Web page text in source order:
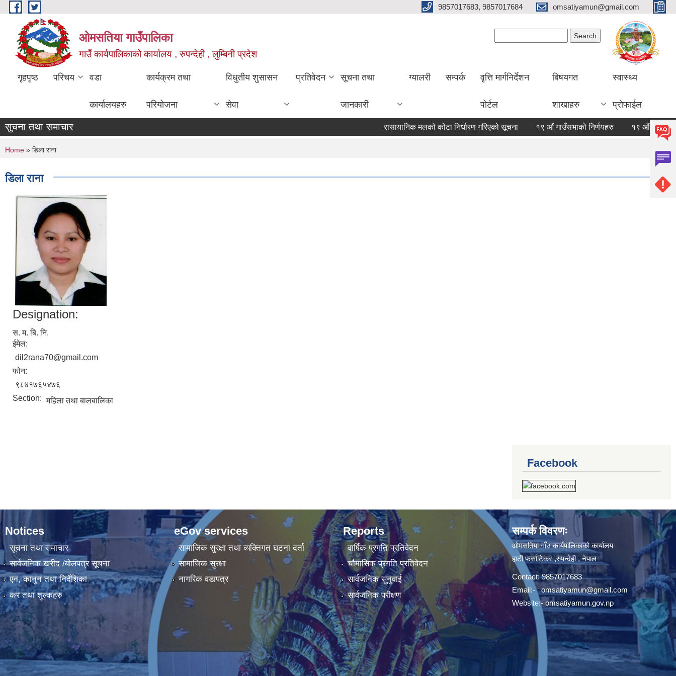
Skip to main content 9857017683, 9857017684 omsatiyamun@gmail.com
ओमसतिया गाउँपालिका
गाउँ कार्यपालिकाको कार्यालय , रुपन्देही , लुम्बिनी प्रदेश
गृहपृष्ठ परिचय वडा
कार्यालयहरु
कार्यक्रम तथा
परियोजना
विधुतीय शुसासन
सेवा
प्रतिवेदन सूचना तथा
जानकारी
ग्यालरी सम्पर्क वृत्ति मार्गनिर्देशन
पोर्टल
बिषयगत
शाखाहरु
स्वास्थ्य
प्रोफाईल
सुचना तथा समाचार रासायानिक मलको कोटा निर्धारण गरिएको सूचना १९ औं गाउँसभाको निर्णयहरु १९ औं गाउँसभाको
You are here
Home » डिला राना
डिला राना
Designation:
स. म. बि. नि.
ईमेल:
dil2rana70@gmail.com
फोन:
९८४१७६५४७६
Section: महिला तथा बालबालिका
Facebook
Notices
सूचना तथा समाचार
सार्वजनिक खरीद /बोलपत्र सूचना
एन, कानुन तथा निर्देशिका
कर तथा शुल्कहरु
eGov services
सामाजिक सुरक्षा तथा व्यक्तिगत घटना दर्ता
सामाजिक सुरक्षा
नागरिक वडापत्र
Reports
वार्षिक प्रगति प्रतिवेदन
चौमासिक प्रगति प्रतिवेदन
सार्वजनिक सुनुवाई
सार्वजनिक परीक्षण
सम्पर्क विवरणः
ओमसतिया गाँउ कार्यपालिकाको कार्यालय
हाटी फर्साटिकर ,रुपन्देही , नेपाल
Contact: 9857017683
Email:-omsatiyamun@gmail.com
Website:- omsatiyamun.gov.np